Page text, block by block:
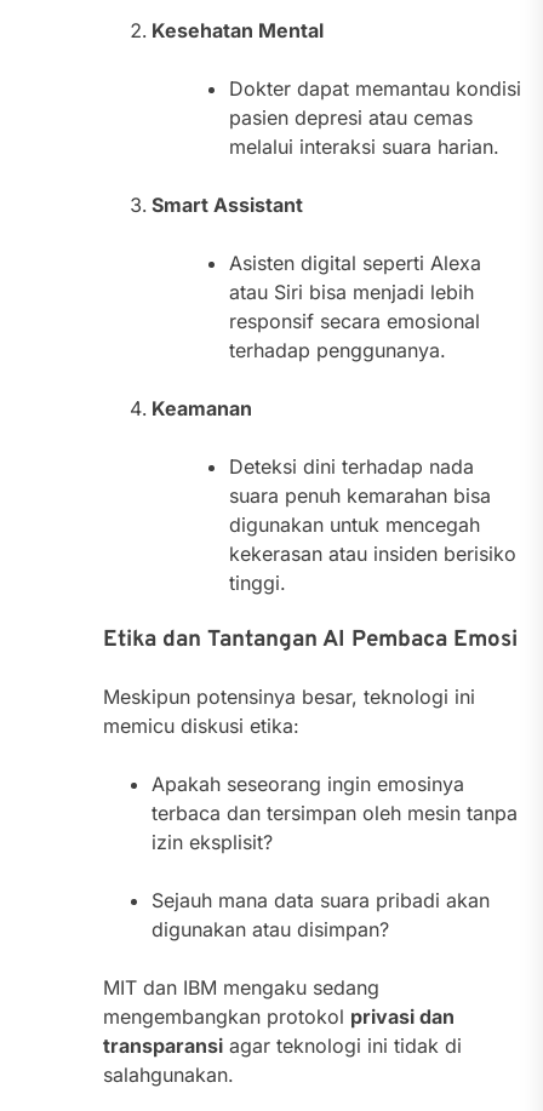
Kesehatan Mental
Dokter dapat memantau kondisi
pasien depresi atau cemas
melalui interaksi suara harian.
Smart Assistant
Asisten digital seperti Alexa
atau Siri bisa menjadi lebih
responsif secara emosional
terhadap penggunanya.
Keamanan
Deteksi dini terhadap nada
suara penuh kemarahan bisa
digunakan untuk mencegah
kekerasan atau insiden berisiko
tinggi.
Etika dan Tantangan AI Pembaca Emosi
Meskipun potensinya besar, teknologi ini
memicu diskusi etika:
Apakah seseorang ingin emosinya
terbaca dan tersimpan oleh mesin tanpa
izin eksplisit?
Sejauh mana data suara pribadi akan
digunakan atau disimpan?
MIT dan IBM mengaku sedang
mengembangkan protokol privasi dan
transparansi agar teknologi ini tidak di
salahgunakan.